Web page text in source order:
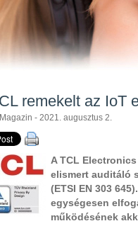
remekelt az IoT
- 2021. augusztus 2.
A TCL
elismert auditáló
(ETSI EN 303
egységesen
működésének